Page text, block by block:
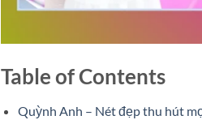
Table of Contents
Quỳnh Anh – Nét đẹp thu hút